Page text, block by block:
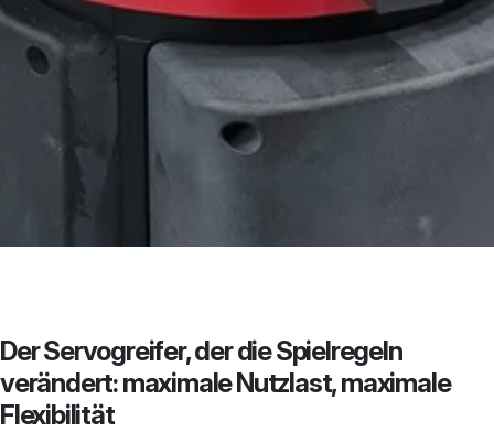
Der Servogreifer, der die Spielregeln
verändert: maximale Nutzlast, maximale
Flexibilität